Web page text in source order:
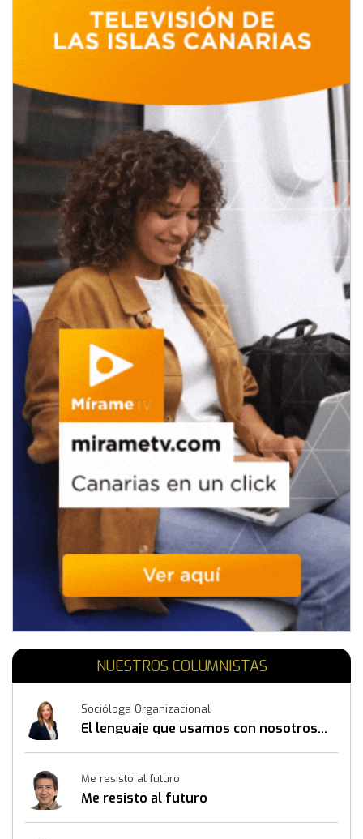
NUESTROS COLUMNISTAS
Socióloga Organizacional
El lenguaje que usamos con nosotros
Me resisto al futuro
Me resisto al futuro